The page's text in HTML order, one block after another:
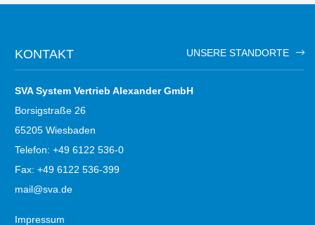
KONTAKT UNSERE STANDORTE
SVA System Vertrieb Alexander GmbH
Borsigstraße 26
65205 Wiesbaden
Telefon: +49 6122 536-0
Fax: +49 6122 536-399
mail@sva.de
Impressum